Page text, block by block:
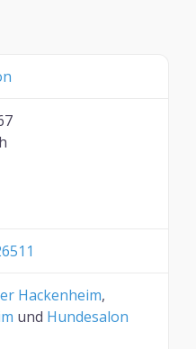
Hackenheim,
und Hundesalon